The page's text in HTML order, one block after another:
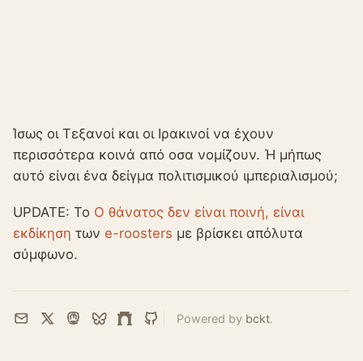
Ίσως οι Τεξανοί και οι Ιρακινοί να έχουν
περισσότερα κοινά από οσα νομίζουν. Ή μήπως
αυτό είναι ένα δείγμα πολιτισμικού ιμπεριαλισμού;
UPDATE: Το Ο θάνατος δεν είναι ποινή, είναι
εκδίκηση των e-roosters με βρίσκει απόλυτα
σύμφωνο.
Email
X Mastodon
BlueskyFarcaster
GitHub
Powered by bckt.